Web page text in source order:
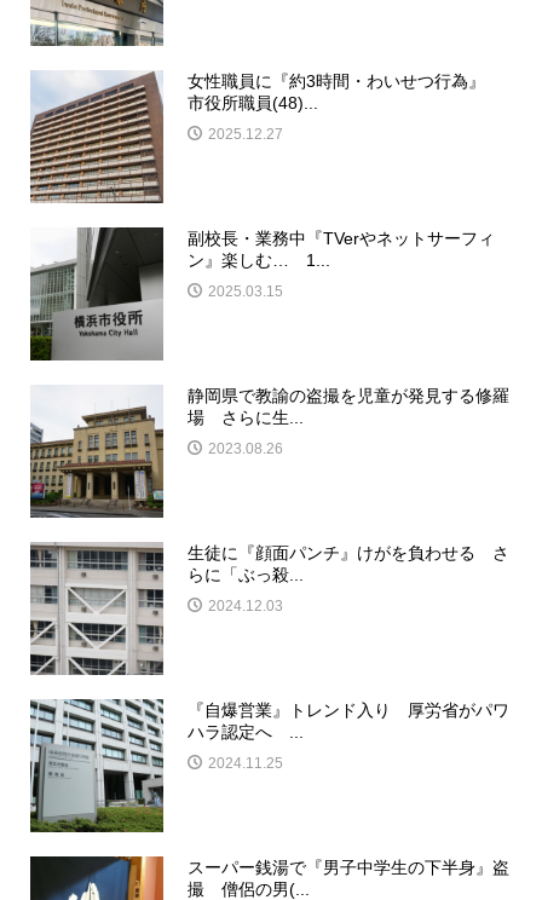
女性職員に『約3時間・わいせつ行為』
市役所職員(48)...
2025.12.27
副校長・業務中『TVerやネットサーフィ
ン』楽しむ… 1...
2025.03.15
静岡県で教諭の盗撮を児童が発見する修羅
場 さらに生...
2023.08.26
生徒に『顔面パンチ』けがを負わせる さ
らに「ぶっ殺...
2024.12.03
『自爆営業』トレンド入り 厚労省がパワ
ハラ認定へ ...
2024.11.25
スーパー銭湯で『男子中学生の下半身』盗
撮 僧侶の男(...